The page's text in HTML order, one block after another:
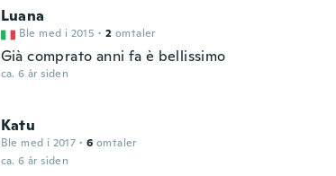
Luana
Ble med i 2015 · 2 omtaler
Già comprato anni fa è bellissimo
ca. 6 år siden
Katu
Ble med i 2017 · 6 omtaler
ca. 6 år siden